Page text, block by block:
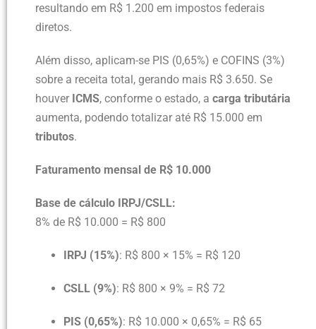
resultando em R$ 1.200 em impostos federais
diretos.
Além disso, aplicam-se PIS (0,65%) e COFINS (3%)
sobre a receita total, gerando mais R$ 3.650. Se
houver ICMS, conforme o estado, a carga tributária
aumenta, podendo totalizar até R$ 15.000 em
tributos.
Faturamento mensal de R$ 10.000
Base de cálculo IRPJ/CSLL:
8% de R$ 10.000 = R$ 800
IRPJ (15%): R$ 800 × 15% = R$ 120
CSLL (9%): R$ 800 × 9% = R$ 72
PIS (0,65%): R$ 10.000 × 0,65% = R$ 65